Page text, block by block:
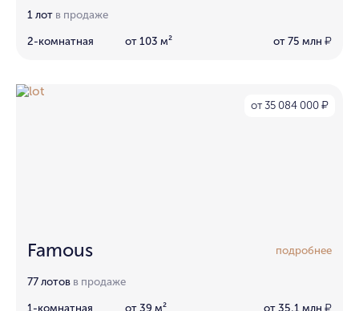
1 лот в продаже
2-комнатная от 103 м² от 75 млн ₽
от 35 084 000 ₽
Famous подробнее
77 лотов в продаже
1-комнатная от 39 м² от 35,1 млн ₽